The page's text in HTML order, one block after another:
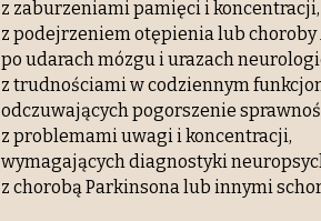
z zaburzeniami pamięci i koncentracji,
z podejrzeniem otępienia lub choroby
po udarach mózgu i urazach
z trudnościami w codziennym
odczuwających pogorszenie
z problemami uwagi i koncentracji,
wymagających diagnostyki
z chorobą Parkinsona lub innymi